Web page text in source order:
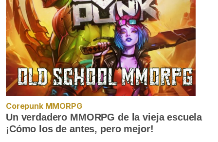
Corepunk MMORPG
Un verdadero MMORPG de la vieja escuela
¡Cómo los de antes, pero mejor!